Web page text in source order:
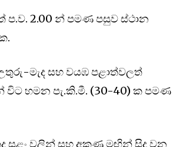
ප.ව. 2.00 න් පමණ පසුව ස්ථාන
මැද සහ වයඹ පළාත්වලත්
හමන පැ.කි.මී. (30-40) ක පමණ
සුළං වලින් සහ අකුණු මඟින් සිදු වන